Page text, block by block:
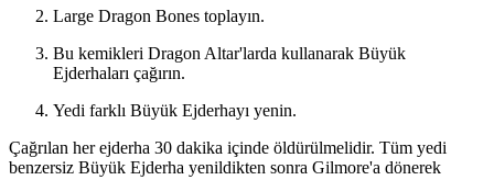
Large Dragon Bones toplayın.
Bu kemikleri Dragon Altar'larda kullanarak Büyük
Ejderhaları çağırın.
Yedi farklı Büyük Ejderhayı yenin.
Çağrılan her ejderha 30 dakika içinde öldürülmelidir. Tüm yedi
benzersiz Büyük Ejderha yenildikten sonra Gilmore'a dönerek